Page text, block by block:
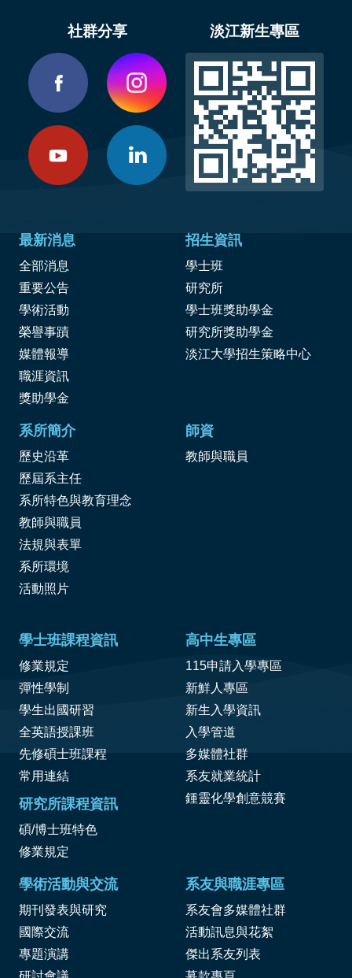
社群分享 淡江新生專區
最新消息
全部消息
重要公告
學術活動
榮譽事蹟
媒體報導
職涯資訊
獎助學金
招生資訊
學士班
研究所
學士班獎助學金
研究所獎助學金
淡江大學招生策略中心
系所簡介
歷史沿革
歷屆系主任
系所特色與教育理念
教師與職員
法規與表單
系所環境
活動照片
師資
教師與職員
學士班課程資訊
修業規定
彈性學制
學生出國研習
全英語授課班
先修碩士班課程
常用連結
研究所課程資訊
碩/博士班特色
修業規定
高中生專區
115申請入學專區
新鮮人專區
新生入學資訊
入學管道
多媒體社群
系友就業統計
鍾靈化學創意競賽
學術活動與交流
期刊發表與研究
國際交流
專題演講
系友與職涯專區
系友會多媒體社群
活動訊息與花絮
傑出系友列表